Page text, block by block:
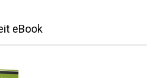
eBook